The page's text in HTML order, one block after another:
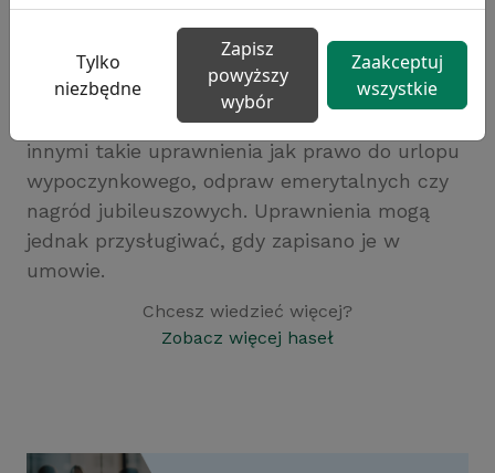
przepisy kodeksu pracy wykonawcy działa
przysługują tylko takie prawa jakie
bezpośrednio wynikają z treści zawartej
umowy. Wykonawcy nie przysługują między
innymi takie uprawnienia jak prawo do urlopu
wypoczynkowego, odpraw emerytalnych czy
nagród jubileuszowych. Uprawnienia mogą
jednak przysługiwać, gdy zapisano je w
umowie.
Chcesz wiedzieć więcej?
Zobacz więcej haseł
Tylko
niezbędne
Zapisz
powyższy
wybór
Zaakceptuj
wszystkie